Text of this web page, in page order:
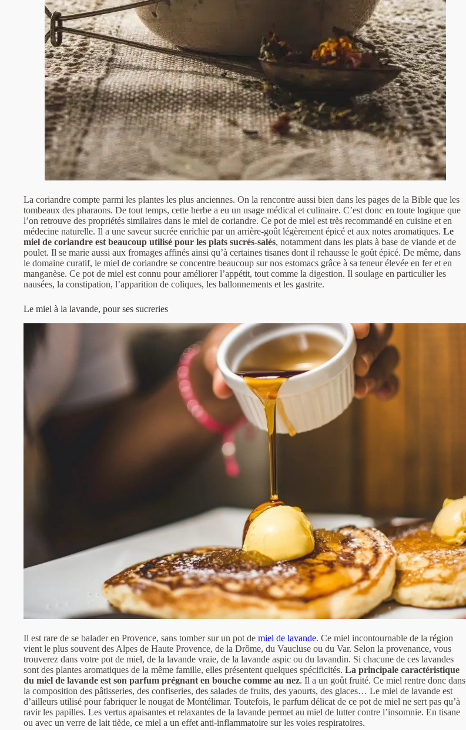
La coriandre compte parmi les plantes les plus anciennes. On la rencontre aussi bien dans les pages de la Bible que les
tombeaux des pharaons. De tout temps, cette herbe a eu un usage médical et culinaire. C’est donc en toute logique que
l’on retrouve des propriétés similaires dans le miel de coriandre. Ce pot de miel est très recommandé en cuisine et en
médecine naturelle. Il a une saveur sucrée enrichie par un arrière-goût légèrement épicé et aux notes aromatiques. Le
miel de coriandre est beaucoup utilisé pour les plats sucrés-salés, notamment dans les plats à base de viande et de
poulet. Il se marie aussi aux fromages affinés ainsi qu’à certaines tisanes dont il rehausse le goût épicé. De même, dans
le domaine curatif, le miel de coriandre se concentre beaucoup sur nos estomacs grâce à sa teneur élevée en fer et en
manganèse. Ce pot de miel est connu pour améliorer l’appétit, tout comme la digestion. Il soulage en particulier les
nausées, la constipation, l’apparition de coliques, les ballonnements et les gastrite.
Le miel à la lavande, pour ses sucreries
Il est rare de se balader en Provence, sans tomber sur un pot de miel de lavande. Ce miel incontournable de la région
vient le plus souvent des Alpes de Haute Provence, de la Drôme, du Vaucluse ou du Var. Selon la provenance, vous
trouverez dans votre pot de miel, de la lavande vraie, de la lavande aspic ou du lavandin. Si chacune de ces lavandes
sont des plantes aromatiques de la même famille, elles présentent quelques spécificités. La principale caractéristique
du miel de lavande est son parfum prégnant en bouche comme au nez. Il a un goût fruité. Ce miel rentre donc dans
la composition des pâtisseries, des confiseries, des salades de fruits, des yaourts, des glaces… Le miel de lavande est
d’ailleurs utilisé pour fabriquer le nougat de Montélimar. Toutefois, le parfum délicat de ce pot de miel ne sert pas qu’à
ravir les papilles. Les vertus apaisantes et relaxantes de la lavande permet au miel de lutter contre l’insomnie. En tisane
ou avec un verre de lait tiède, ce miel a un effet anti-inflammatoire sur les voies respiratoires.